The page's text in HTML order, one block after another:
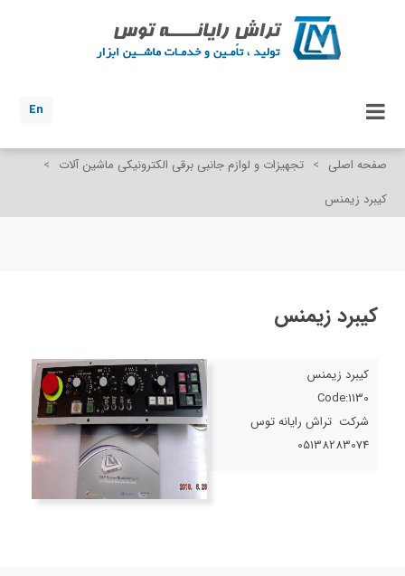
En
صفحه اصلی > تجهیزات و لوازم جانبی برقی الکترونیکی ماشین آلات >
کیبرد زیمنس
کیبرد زیمنس
کیبرد زیمنس
Code:1130
شرکت تراش رایانه توس
05138283074